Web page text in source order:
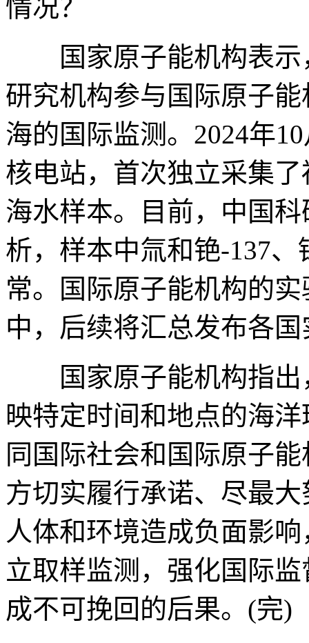
情况？
国家原子能机构表示
研究机构参与国际原子
海的国际监测。2024年
核电站，首次独立采集
海水样本。目前，中国
析，样本中氚和铯-137
常。国际原子能机构的
中，后续将汇总发布各
国家原子能机构指出
映特定时间和地点的海
同国际社会和国际原子
方切实履行承诺、尽最
人体和环境造成负面影
立取样监测，强化国际
成不可挽回的后果。(完)